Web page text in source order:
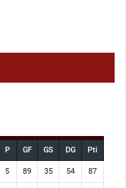
P GF GS DG Pti
5 89 35 54 87